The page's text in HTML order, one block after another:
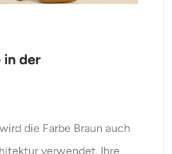
in der
die Farbe Braun auch
verwendet. Ihre